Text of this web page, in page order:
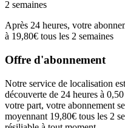
2 semaines
Après 24 heures, votre
à 19,80€ tous les 2 semaines
Offre d'abonnement
Notre service de localisation
découverte de 24 heures à
votre part, votre abonnement
moyennant 19,80€ tous les 2